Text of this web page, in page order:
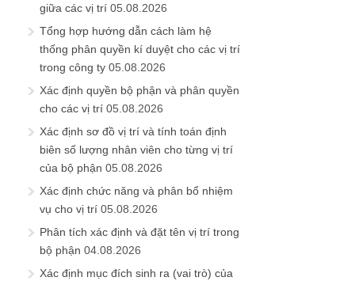
giữa các vị trí 05.08.2026
Tổng hợp hướng dẫn cách làm hệ
thống phân quyền kí duyệt cho các vị trí
trong công ty 05.08.2026
Xác định quyền bộ phận và phân quyền
cho các vị trí 05.08.2026
Xác định sơ đồ vị trí và tính toán định
biên số lượng nhân viên cho từng vị trí
của bộ phận 05.08.2026
Xác định chức năng và phân bổ nhiệm
vụ cho vị trí 05.08.2026
Phân tích xác định và đặt tên vị trí trong
bộ phận 04.08.2026
Xác định mục đích sinh ra (vai trò) của